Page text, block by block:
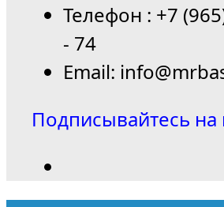
Телефон : +7
- 74
Email:
Подписывайтесь на